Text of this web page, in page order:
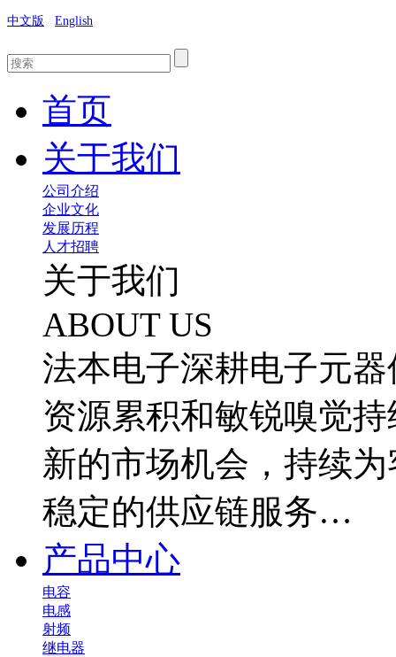
中文版 English
首页
关于我们
公司介绍
企业文化
发展历程
人才招聘
关于我们
ABOUT US
法本电子深耕电子元
资源累积和敏锐嗅觉
新的市场机会，持续
稳定的供应链服务…
产品中心
电容
电感
射频
继电器